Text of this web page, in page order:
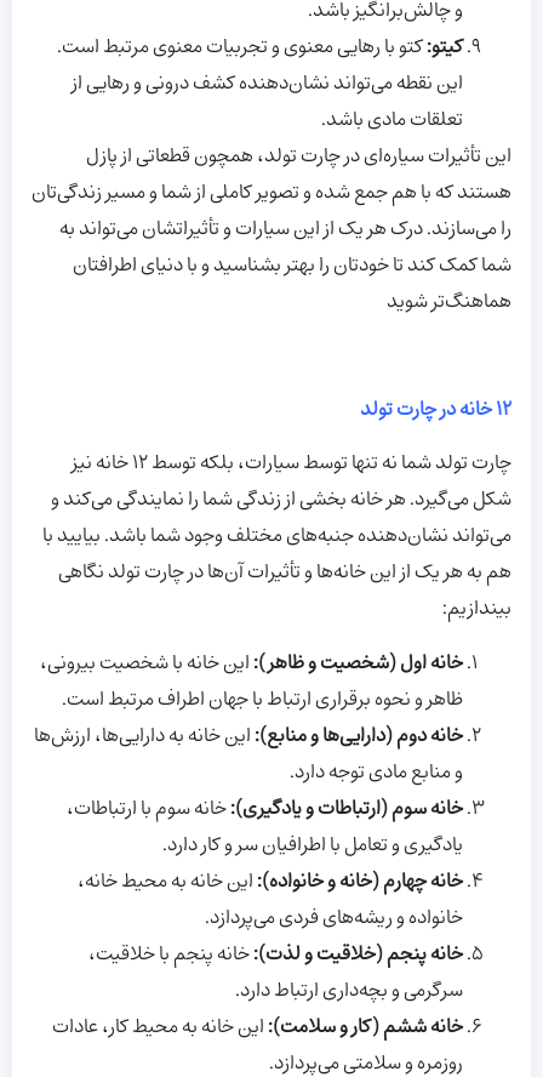
و چالش‌برانگیز باشد.
کیتو:کتو با رهایی معنوی و تجربیات معنوی مرتبط است.
این نقطه می‌تواند نشان‌دهنده کشف درونی و رهایی از
تعلقات مادی باشد.
این تأثیرات سیاره‌ای در چارت تولد، همچون قطعاتی از پازل
هستند که با هم جمع شده و تصویر کاملی از شما و مسیر زندگی‌تان
را می‌سازند. درک هر یک از این سیارات و تأثیراتشان می‌تواند به
شما کمک کند تا خودتان را بهتر بشناسید و با دنیای اطرافتان
هماهنگ‌تر شوید
12 خانه در چارت تولد
چارت تولد شما نه تنها توسط سیارات، بلکه توسط 12 خانه نیز
شکل می‌گیرد. هر خانه بخشی از زندگی شما را نمایندگی می‌کند و
می‌تواند نشان‌دهنده جنبه‌های مختلف وجود شما باشد. بیایید با
هم به هر یک از این خانه‌ها و تأثیرات آن‌ها در چارت تولد نگاهی
بیندازیم:
خانه اول (شخصیت و ظاهر):این خانه با شخصیت بیرونی،
ظاهر و نحوه برقراری ارتباط با جهان اطراف مرتبط است.
خانه دوم (دارایی‌ها و منابع):این خانه به دارایی‌ها، ارزش‌ها
و منابع مادی توجه دارد.
خانه سوم (ارتباطات و یادگیری):خانه سوم با ارتباطات،
یادگیری و تعامل با اطرافیان سر و کار دارد.
خانه چهارم (خانه و خانواده):این خانه به محیط خانه،
خانواده و ریشه‌های فردی می‌پردازد.
خانه پنجم (خلاقیت و لذت):خانه پنجم با خلاقیت،
سرگرمی و بچه‌داری ارتباط دارد.
خانه ششم (کار و سلامت):این خانه به محیط کار، عادات
روزمره و سلامتی می‌پردازد.